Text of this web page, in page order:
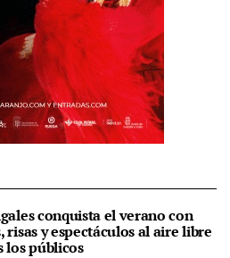
conquista el verano con
risas y espectáculos al aire libre
los públicos